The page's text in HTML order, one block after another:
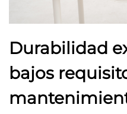
Durabilidad
bajos